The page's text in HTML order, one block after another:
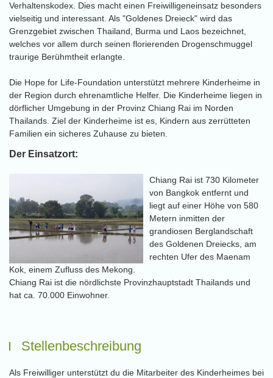
Verhaltenskodex. Dies macht einen Freiwilligeneinsatz besonders
vielseitig und interessant. Als "Goldenes Dreieck" wird das
Grenzgebiet zwischen Thailand, Burma und Laos bezeichnet,
welches vor allem durch seinen florierenden Drogenschmuggel
traurige Berühmtheit erlangte.
Die Hope for Life-Foundation unterstützt mehrere Kinderheime in
der Region durch ehrenamtliche Helfer. Die Kinderheime liegen in
dörflicher Umgebung in der Provinz Chiang Rai im Norden
Thailands. Ziel der Kinderheime ist es, Kindern aus zerrütteten
Familien ein sicheres Zuhause zu bieten.
Der Einsatzort:
Chiang Rai ist 730 Kilometer
von Bangkok entfernt und
liegt auf einer Höhe von 580
Metern inmitten der
grandiosen Berglandschaft
des Goldenen Dreiecks, am
rechten Ufer des Maenam
Kok, einem Zufluss des Mekong.
Chiang Rai ist die nördlichste Provinzhauptstadt Thailands und
hat ca. 70.000 Einwohner.
Stellenbeschreibung
Als Freiwilliger unterstützt du die Mitarbeiter des Kinderheimes bei